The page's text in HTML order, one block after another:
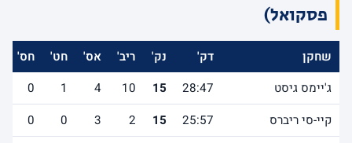
פסקואל)
שחקן דק' נק' ריב' אס' חט' חס'
ג'יימס גיסט
28:47
15
10
4
1
0
קיי-סי ריברס
25:57
15
2
3
0
0